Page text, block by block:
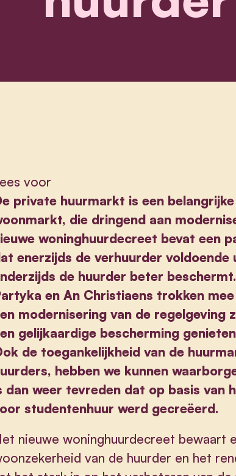
voor
private huurmarkt is een
die dringend aan
woninghuurdecreet bevat een
enerzijds de verhuurder
de huurder beter
en An Christiaens trokken
modernisering van de regelgeving
gelijkaardige bescherming
de toegankelijkheid van de
hebben we kunnen
dan weer tevreden dat op basis
studentenhuur werd gecreëerd.
nieuwe woninghuurdecreet bewaart
van de huurder en het